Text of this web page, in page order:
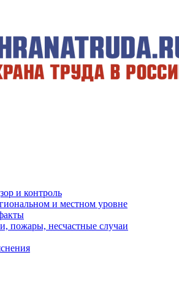
и контроль
и местном уровне
пожары, несчастные случаи